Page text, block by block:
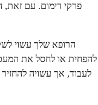
פרקי דימום. עם זאת,
הרופא שלך עשוי
להפחית או לחסל את
לעבוד, אך עשויה